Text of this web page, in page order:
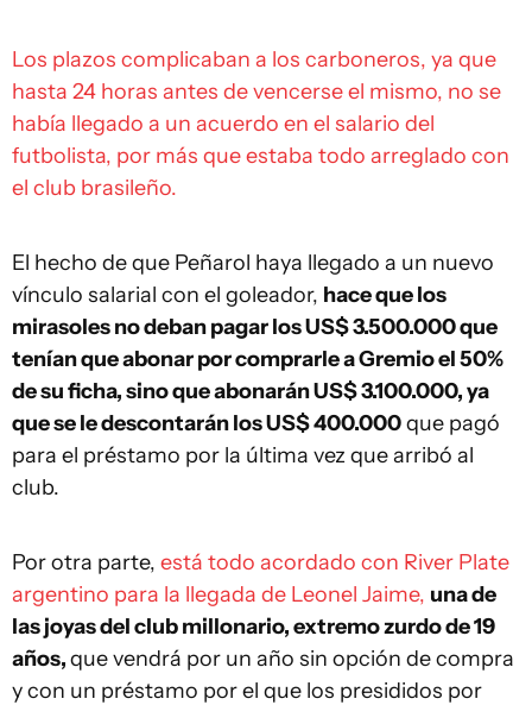
Los plazos complicaban a los carboneros, ya que
hasta 24 horas antes de vencerse el mismo, no se
había llegado a un acuerdo en el salario del
futbolista, por más que estaba todo arreglado con
el club brasileño.
El hecho de que Peñarol haya llegado a un nuevo
vínculo salarial con el goleador, hace que los
mirasoles no deban pagar los US$ 3.500.000 que
tenían que abonar por comprarle a Gremio el 50%
de su ficha, sino que abonarán US$ 3.100.000, ya
que se le descontarán los US$ 400.000que pagó
para el préstamo por la última vez que arribó al
club.
Por otra parte, está todo acordado con River Plate
argentino para la llegada de Leonel Jaime, una de
las joyas del club millonario, extremo zurdo de 19
años,que vendrá por un año sin opción de compra
y con un préstamo por el que los presididos por